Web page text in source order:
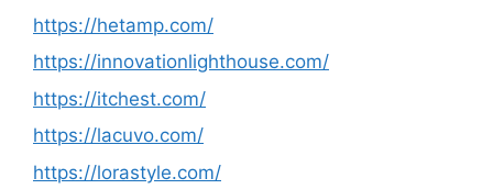
https://hetamp.com/
https://innovationlighthouse.com/
https://itchest.com/
https://lacuvo.com/
https://lorastyle.com/